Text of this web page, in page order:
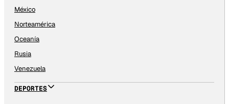
México
Norteamérica
Oceanía
Rusia
Venezuela
DEPORTES